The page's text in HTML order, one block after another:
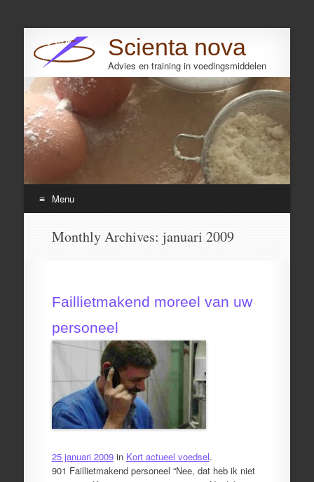
Scienta nova
Advies en training in voedingsmiddelen
Search
Menu
Monthly Archives: januari 2009
Faillietmakend moreel van uw
personeel
25 januari 2009in Kort actueel voedsel.
901 Faillietmakend personeel “Nee, dat heb ik niet